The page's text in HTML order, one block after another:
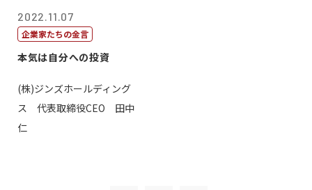
2022.11.07
企業家たちの金言
本気は自分への投資
(株)ジンズホールディング
ス 代表取締役CEO 田中
仁